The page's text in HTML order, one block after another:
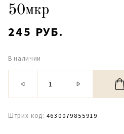
50мкр
245 РУБ.
В наличии
Штрих-код: 4630079855919